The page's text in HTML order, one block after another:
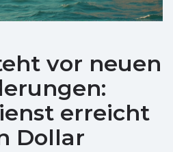
vor neuen
erreicht
Dollar